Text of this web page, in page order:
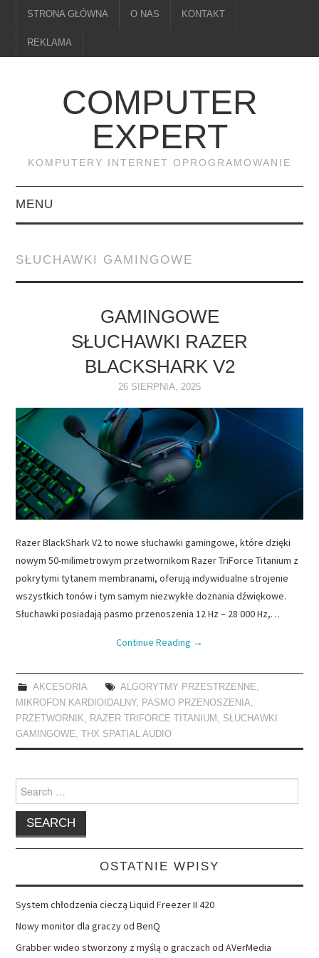
STRONA GŁÓWNA O NAS KONTAKT
REKLAMA
COMPUTER
EXPERT
KOMPUTERY INTERNET OPROGRAMOWANIE
MENU
NAPĘDY
OPROGRAMOWANIE
INTERNET
SŁUCHAWKI GAMINGOWE
GAMINGOWE
SŁUCHAWKI RAZER
BLACKSHARK V2
26 SIERPNIA, 2025
Razer BlackShark V2 to nowe słuchawki gamingowe, które dzięki
nowym 50-milimetrowym przetwornikom Razer TriForce Titanium z
pokrytymi tytanem membranami, oferują indywidualne strojenie
wszystkich tonów i tym samym niezwykłe doznania dźwiękowe.
Słuchawki posiadają pasmo przenoszenia 12 Hz – 28 000 Hz,…
Continue Reading →
AKCESORIA ALGORYTMY PRZESTRZENNE,
MIKROFON KARDIOIDALNY, PASMO PRZENOSZENIA,
PRZETWORNIK, RAZER TRIFORCE TITANIUM , SŁUCHAWKI
GAMINGOWE, THX SPATIAL AUDIO
Search
for:
OSTATNIE WPISY
System chłodzenia cieczą Liquid Freezer II 420
Nowy monitor dla graczy od BenQ
Grabber wideo stworzony z myślą o graczach od AVerMedia